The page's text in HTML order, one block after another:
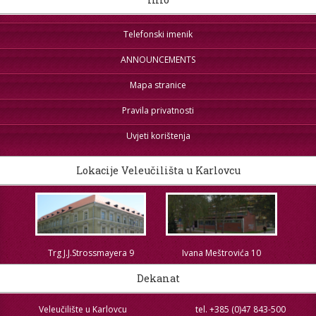
Telefonski imenik
ANNOUNCEMENTS
Mapa stranice
Pravila privatnosti
Uvjeti korištenja
Lokacije Veleučilišta u Karlovcu
Trg J.J.Strossmayera 9 Ivana Meštrovića 10
Dekanat
Veleučilište u Karlovcu tel. +385 (0)47 843-500